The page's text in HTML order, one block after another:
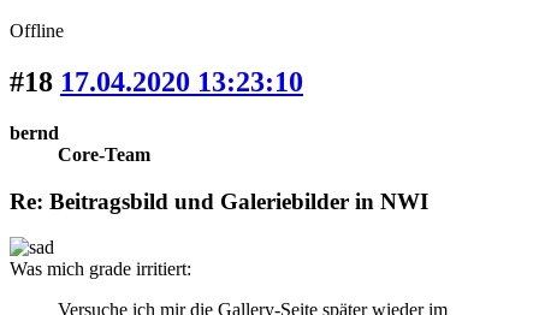
Offline
#18 17.04.2020 13:23:10
bernd
Core-Team
Re: Beitragsbild und Galeriebilder in NWI
Was mich grade irritiert:
Versuche ich mir die Gallery-Seite später wieder im